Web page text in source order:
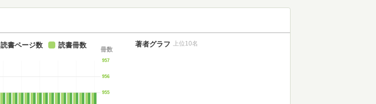
955
956
957
冊数
読書ページ数 読書冊数 著者グラフ 上位10名